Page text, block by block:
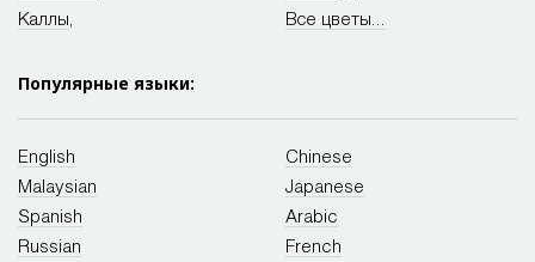
Каллы
Все цветы...
Популярные языки:
English
Malaysian
Chinese
Japanese
Spanish
Russian
Arabic
French